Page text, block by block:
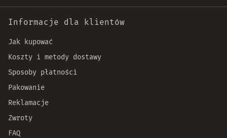
Informacje dla klientów
Jak kupować
Koszty i metody dostawy
Sposoby płatności
Pakowanie
Reklamacje
Zwroty
FAQ